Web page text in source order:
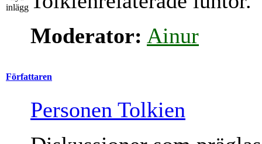
Moderator: Ainur
Författaren
Personen Tolkien